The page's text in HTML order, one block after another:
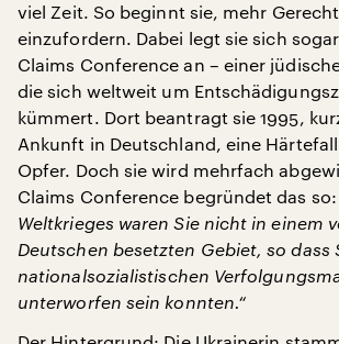
viel Zeit. So beginnt sie, mehr
einzufordern. Dabei legt sie sich
Claims Conference an – einer
die sich weltweit um
kümmert. Dort beantragt sie 1995,
Ankunft in Deutschland, eine
Opfer. Doch sie wird mehrfach
Claims Conference begründet das so:
Weltkrieges waren Sie nicht in einem
Deutschen besetzten Gebiet, so dass
nationalsozialistischen
unterworfen sein konnten.“